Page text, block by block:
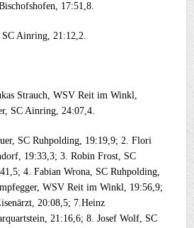
17:51,8.
Ainring, 21:12,2.
Strauch, WSV Reit im Winkl,
SC Ainring, 24:07,4.
SC Ruhpolding, 19:19,9; 2. Flori
19:33,3; 3. Robin Frost, SC
4. Fabian Wrona, SC Ruhpolding,
WSV Reit im Winkl, 19:56,9;
20:08,5; 7.Heinz
21:16,6; 8. Josef Wolf, SC